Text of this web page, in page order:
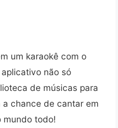
um karaokê com o
aplicativo não só
de músicas para
chance de cantar em
mundo todo!